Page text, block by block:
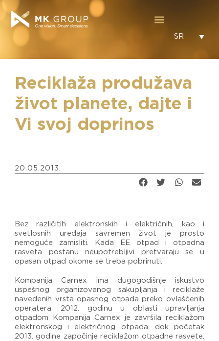
SR
Reciklaža produžava
život planete, dajte i
Vi svoj doprinos
20.05.2013.
Bez različitih elektronskih i električnih, kao i
svetlosnih uređaja savremen život je prosto
nemoguće zamisliti. Kada EE otpad i otpadna
rasveta postanu neupotrebljivi pretvaraju se u
opasan otpad okome se treba pobrinuti.
Kompanija Carnex ima dugogodišnje iskustvo
uspešnog organizovanog sakupljanja i reciklaže
navedenih vrsta opasnog otpada preko ovlašćenih
operatera. 2012. godinu u oblasti upravljanja
otpadom Kompanija Carnex je završila reciklažom
elektronskog i električnog otpada, dok početak
2013. godine započinje reciklažom otpadne rasvete.